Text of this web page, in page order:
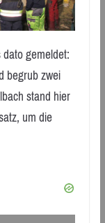
gemeldet:
begrub zwei
stand hier
um die